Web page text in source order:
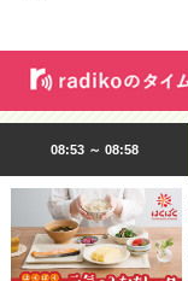
08:53 ～ 08:58